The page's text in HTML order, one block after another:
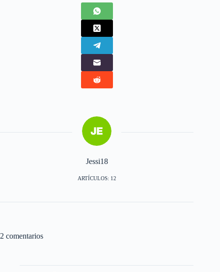
Jessi18
ARTÍCULOS: 12
2 comentarios